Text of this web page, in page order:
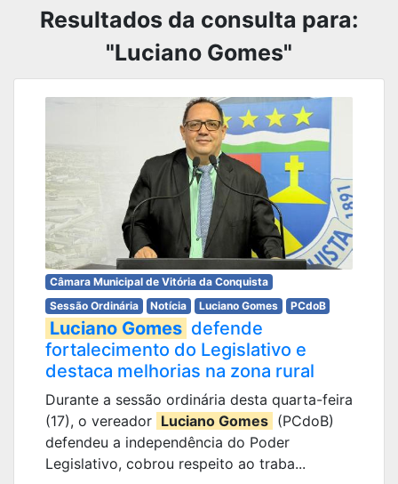
Resultados da consulta para:
"Luciano Gomes"
Câmara Municipal de Vitória da Conquista
Sessão Ordinária
Notícia Luciano Gomes PCdoB
Luciano Gomes defende
fortalecimento do Legislativo e
destaca melhorias na zona rural
Durante a sessão ordinária desta quarta-feira
(17), o vereador Luciano Gomes (PCdoB)
defendeu a independência do Poder
Legislativo, cobrou respeito ao traba...